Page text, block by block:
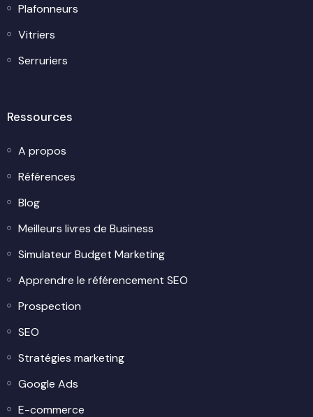
Plafonneurs
Vitriers
Serruriers
Ressources
A propos
Références
Blog
Meilleurs livres de Business
Simulateur Budget Marketing
Apprendre le référencement SEO
Prospection
SEO
Stratégies marketing
Google Ads
E-commerce